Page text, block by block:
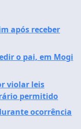
após receber
o pai, em Mogi
violar leis
permitido
ocorrência